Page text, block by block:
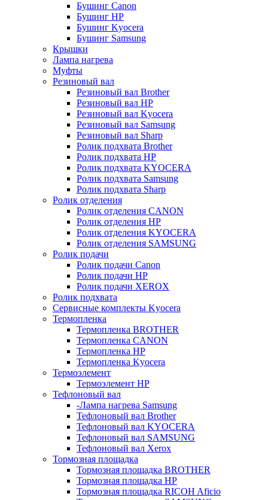
Бушинг Canon
Бушинг HP
Бушинг Kyocera
Бушинг Samsung
Крышки
Лампа нагрева
Муфты
Резиновый вал
Резиновый вал Brother
Резиновый вал HP
Резиновый вал Kyocera
Резиновый вал Samsung
Резиновый вал Sharp
Ролик подхвата Brother
Ролик подхвата HP
Ролик подхвата KYOCERA
Ролик подхвата Samsung
Ролик подхвата Sharp
Ролик отделения
Ролик отделения CANON
Ролик отделения HP
Ролик отделения KYOCERA
Ролик отделения SAMSUNG
Ролик подачи
Ролик подачи Canon
Ролик подачи HP
Ролик подачи XEROX
Ролик подхвата
Сервисные комплекты Kyocera
Термопленка
Термопленка BROTHER
Термопленка CANON
Термопленка HP
Термопленка Kyocera
Термоэлемент
Термоэлемент НР
Тефлоновый вал
-Лампа нагрева Samsung
Тефлоновый вал Brother
Тефлоновый вал KYOCERA
Тефлоновый вал SAMSUNG
Тефлоновый вал Xerox
Тормозная площадка
Тормозная площадка BROTHER
Тормозная площадка HP
Тормозная площадка RICOH Aficio